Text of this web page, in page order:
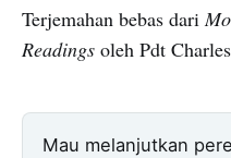
Terjemahan bebas dari
Readings oleh Pdt
Mau melanjutkan